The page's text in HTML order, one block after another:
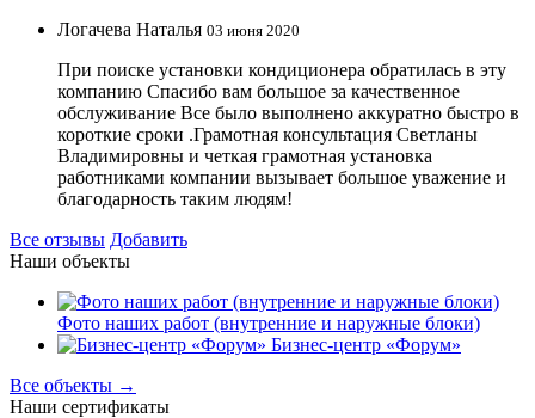
Логачева Наталья 03 июня 2020
При поиске установки кондиционера обратилась в эту
компанию Спасибо вам большое за качественное
обслуживание Все было выполнено аккуратно быстро в
короткие сроки .Грамотная консультация Светланы
Владимировны и четкая грамотная установка
работниками компании вызывает большое уважение и
благодарность таким людям!
Все отзывы Добавить
Наши объекты
Фото наших работ (внутренние и наружные блоки)
Бизнес-центр «Форум»
Все объекты →
Наши сертификаты